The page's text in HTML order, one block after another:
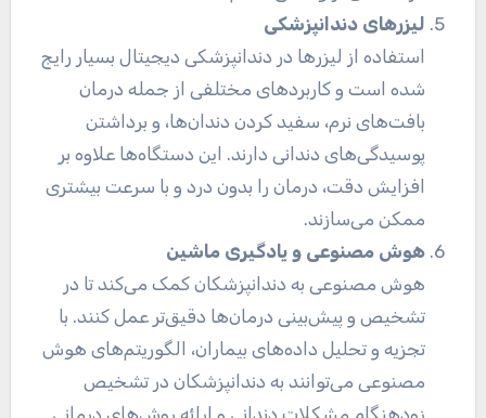
لیزرهای دندانپزشکی
استفاده از لیزرها در دندانپزشکی دیجیتال بسیار رایج
شده است و کاربردهای مختلفی از جمله درمان
بافت‌های نرم، سفید کردن دندان‌ها، و برداشتن
پوسیدگی‌های دندانی دارند. این دستگاه‌ها علاوه بر
افزایش دقت، درمان را بدون درد و با سرعت بیشتری
ممکن می‌سازند.
هوش مصنوعی و یادگیری ماشین
هوش مصنوعی به دندانپزشکان کمک می‌کند تا در
تشخیص و پیش‌بینی درمان‌ها دقیق‌تر عمل کنند. با
تجزیه و تحلیل داده‌های بیماران، الگوریتم‌های هوش
مصنوعی می‌توانند به دندانپزشکان در تشخیص
زودهنگام مشکلات دندانی و ارائه روش‌های درمانی